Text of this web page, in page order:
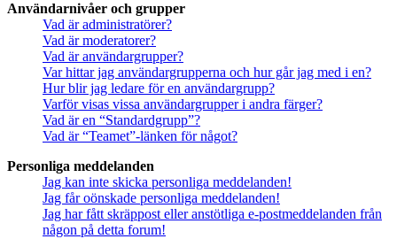
Användarnivåer och grupper
Vad är administratörer?
Vad är moderatorer?
Vad är användargrupper?
Var hittar jag användargrupperna och hur går jag med i en?
Hur blir jag ledare för en användargrupp?
Varför visas vissa användargrupper i andra färger?
Vad är en “Standardgrupp”?
Vad är “Teamet”-länken för något?
Personliga meddelanden
Jag kan inte skicka personliga meddelanden!
Jag får oönskade personliga meddelanden!
Jag har fått skräppost eller anstötliga e-postmeddelanden från
någon på detta forum!